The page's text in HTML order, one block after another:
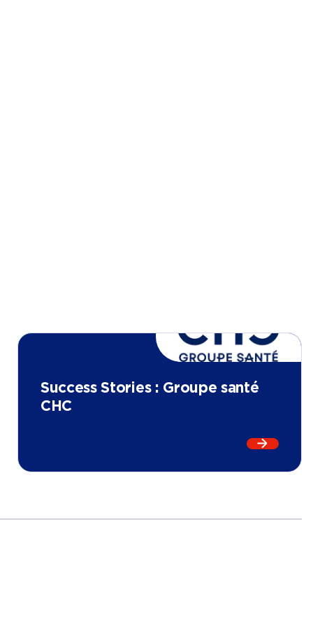
sur
Success Stories : Groupe santé
CHC
En lire